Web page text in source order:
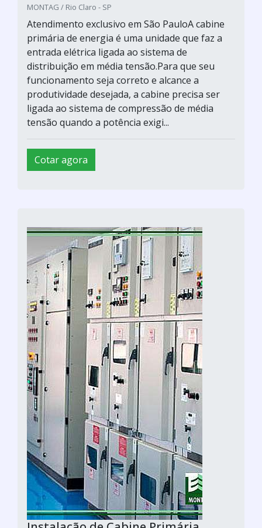
MONTAG / Rio Claro - SP
Atendimento exclusivo em São PauloA cabine
primária de energia é uma unidade que faz a
entrada elétrica ligada ao sistema de
distribuição em média tensão.Para que seu
funcionamento seja correto e alcance a
produtividade desejada, a cabine precisa ser
ligada ao sistema de compressão de média
tensão quando a potência exigi...
Cotar agora